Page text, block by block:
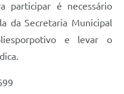
participar é necessário
da Secretaria Municipal
e levar o